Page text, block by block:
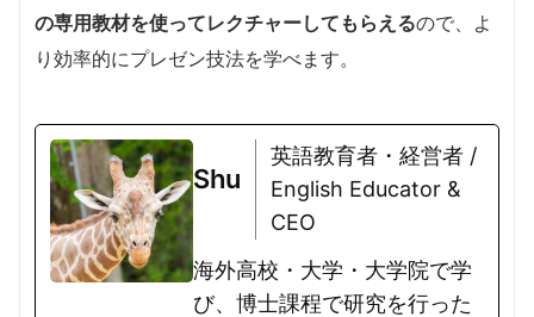
の専用教材を使ってレクチャーしてもらえるので、よ
り効率的にプレゼン技法を学べます。
Shu
英語教育者・経営者 /
English Educator &
CEO
海外高校・大学・大学院で学
び、博士課程で研究を行った